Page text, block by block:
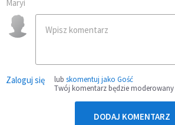
Maryi
Zaloguj się lub skomentuj jako Gość
Twój komentarz będzie moderowany
DODAJ KOMENTARZ